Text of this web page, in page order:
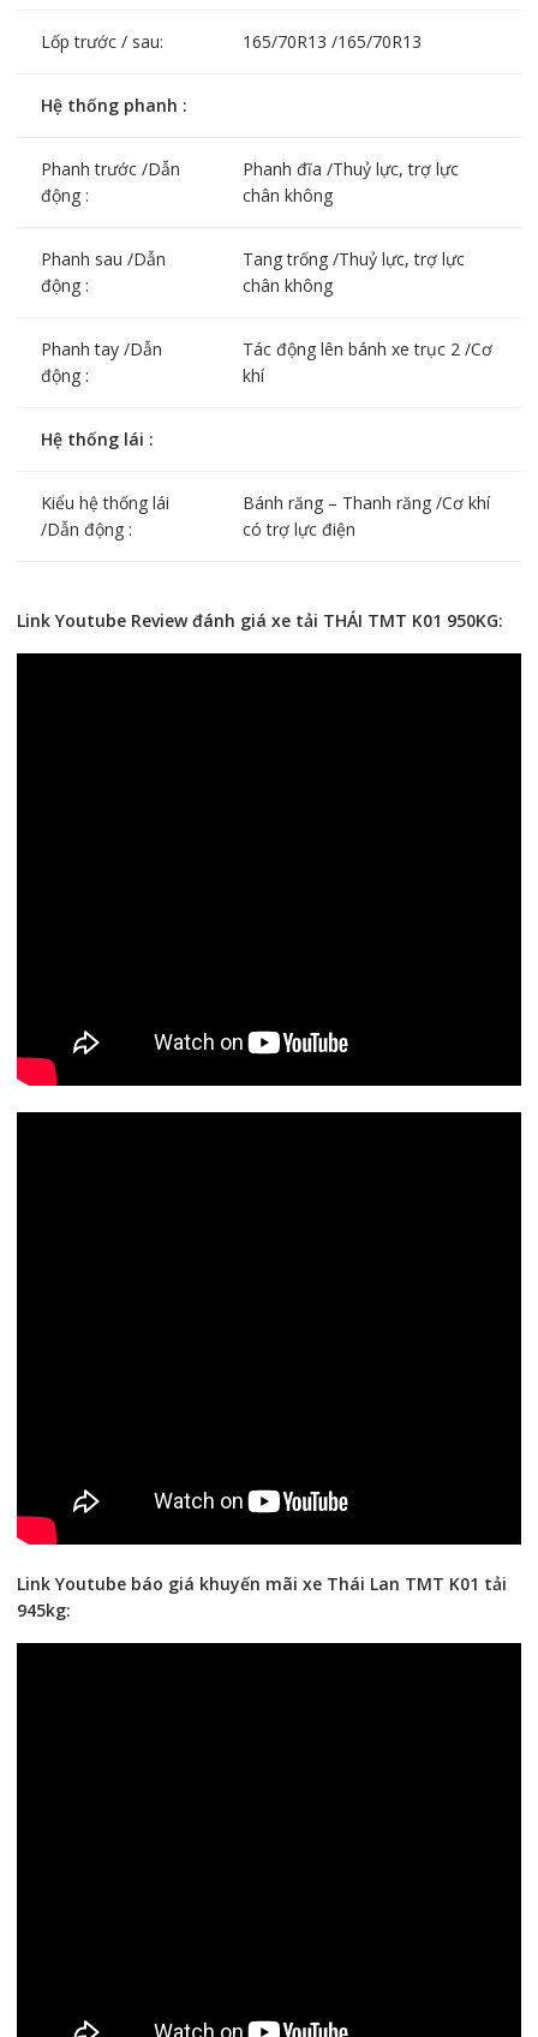
Lốp trước / sau: 165/70R13 /165/70R13
Hệ thống phanh :
Phanh trước /Dẫn
động :
Phanh đĩa /Thuỷ lực, trợ lực
chân không
Phanh sau /Dẫn
động :
Tang trống /Thuỷ lực, trợ lực
chân không
Phanh tay /Dẫn
động :
Tác động lên bánh xe trục 2 /Cơ
khí
Hệ thống lái :
Kiểu hệ thống lái
/Dẫn động :
Bánh răng – Thanh răng /Cơ khí
có trợ lực điện
Link Youtube Review đánh giá xe tải THÁI TMT K01 950KG:
Link Youtube báo giá khuyến mãi xe Thái Lan TMT K01 tải
945kg: